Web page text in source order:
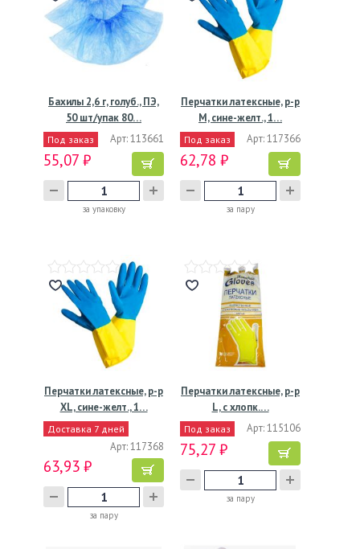
Бахилы 2,6 г, голуб., ПЭ,
50 шт/упак 80…
Под заказ Арт: 113661
55,07 ₽
за упаковку
Перчатки латексные, р-р
M, сине-желт., 1…
Под заказ Арт: 117366
62,78 ₽
за пару
Перчатки латексные, р-р
XL, сине-желт., 1…
Доставка 7 дней
Арт: 117368
63,93 ₽
за пару
Перчатки латексные, р-р
L, с хлопк.…
Под заказ Арт: 115106
75,27 ₽
за пару